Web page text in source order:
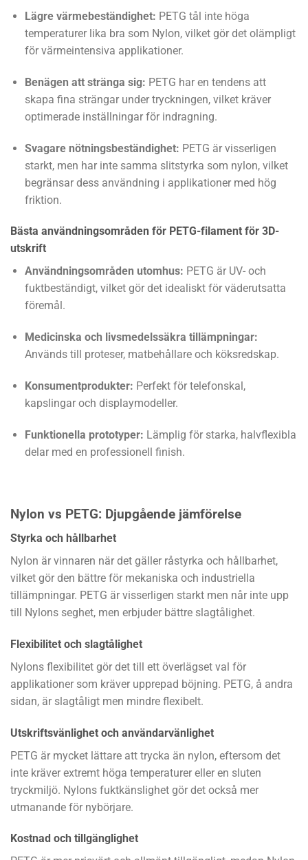
Lägre värmebeständighet: PETG tål inte höga
temperaturer lika bra som Nylon, vilket gör det olämpligt
för värmeintensiva applikationer.
Benägen att stränga sig: PETG har en tendens att
skapa fina strängar under tryckningen, vilket kräver
optimerade inställningar för indragning.
Svagare nötningsbeständighet: PETG är visserligen
starkt, men har inte samma slitstyrka som nylon, vilket
begränsar dess användning i applikationer med hög
friktion.
Bästa användningsområden för PETG-filament för 3D-
utskrift
Användningsområden utomhus: PETG är UV- och
fuktbeständigt, vilket gör det idealiskt för väderutsatta
föremål.
Medicinska och livsmedelssäkra tillämpningar:
Används till proteser, matbehållare och köksredskap.
Konsumentprodukter: Perfekt för telefonskal,
kapslingar och displaymodeller.
Funktionella prototyper: Lämplig för starka, halvflexibla
delar med en professionell finish.
Nylon vs PETG: Djupgående jämförelse
Styrka och hållbarhet
Nylon är vinnaren när det gäller råstyrka och hållbarhet,
vilket gör den bättre för mekaniska och industriella
tillämpningar. PETG är visserligen starkt men når inte upp
till Nylons seghet, men erbjuder bättre slagtålighet.
Flexibilitet och slagtålighet
Nylons flexibilitet gör det till ett överlägset val för
applikationer som kräver upprepad böjning. PETG, å andra
sidan, är slagtåligt men mindre flexibelt.
Utskriftsvänlighet och användarvänlighet
PETG är mycket lättare att trycka än nylon, eftersom det
inte kräver extremt höga temperaturer eller en sluten
tryckmiljö. Nylons fuktkänslighet gör det också mer
utmanande för nybörjare.
Kostnad och tillgänglighet